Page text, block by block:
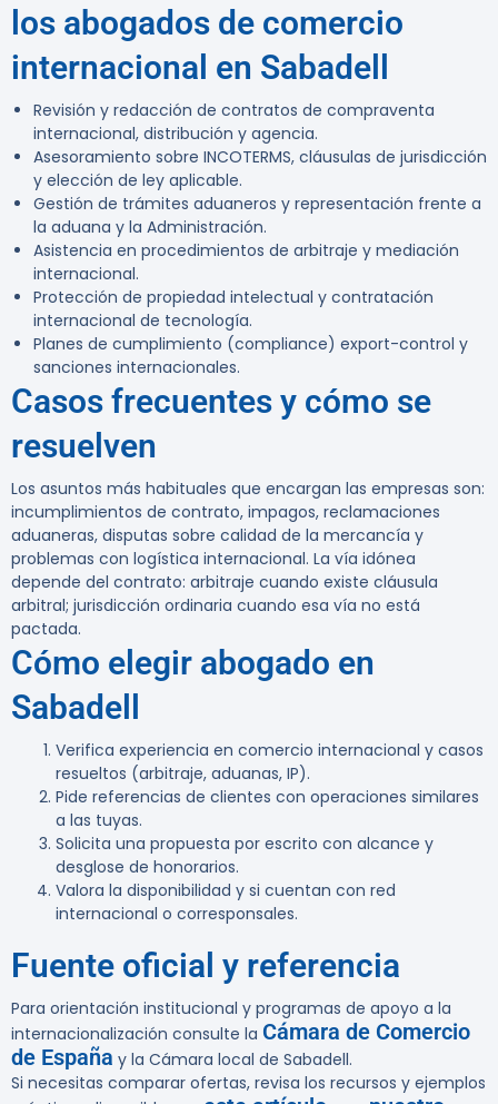
los abogados de comercio
internacional en Sabadell
Revisión y redacción de contratos de compraventa
internacional, distribución y agencia.
Asesoramiento sobre INCOTERMS, cláusulas de jurisdicción
y elección de ley aplicable.
Gestión de trámites aduaneros y representación frente a
la aduana y la Administración.
Asistencia en procedimientos de arbitraje y mediación
internacional.
Protección de propiedad intelectual y contratación
internacional de tecnología.
Planes de cumplimiento (compliance) export-control y
sanciones internacionales.
Casos frecuentes y cómo se
resuelven
Los asuntos más habituales que encargan las empresas son:
incumplimientos de contrato, impagos, reclamaciones
aduaneras, disputas sobre calidad de la mercancía y
problemas con logística internacional. La vía idónea
depende del contrato: arbitraje cuando existe cláusula
arbitral; jurisdicción ordinaria cuando esa vía no está
pactada.
Cómo elegir abogado en
Sabadell
Verifica experiencia en comercio internacional y casos
resueltos (arbitraje, aduanas, IP).
Pide referencias de clientes con operaciones similares
a las tuyas.
Solicita una propuesta por escrito con alcance y
desglose de honorarios.
Valora la disponibilidad y si cuentan con red
internacional o corresponsales.
Fuente oficial y referencia
Para orientación institucional y programas de apoyo a la
internacionalización consulte la Cámara de Comercio
de España y la Cámara local de Sabadell.
Si necesitas comparar ofertas, revisa los recursos y ejemplos